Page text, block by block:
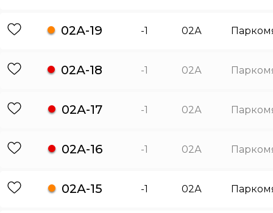
02А-19 -1 02А
02А-18 -1 02А
02А-17 -1 02А
02А-16 -1 02А
02А-15 -1 02А